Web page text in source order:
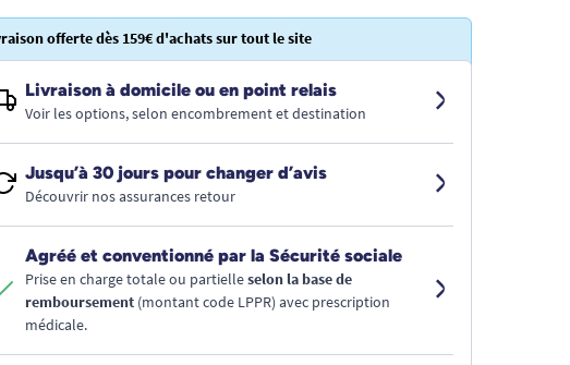
offerte dès 159€ d'achats sur tout le site
Livraison à domicile ou en point relais
Voir les options, selon encombrement et destination
Jusqu’à 30 jours pour changer d’avis
Découvrir nos assurances retour
Agréé et conventionné par la Sécurité sociale
Prise en charge totale ou partielleselon la base de
remboursement (montant code LPPR) avec prescription
médicale.